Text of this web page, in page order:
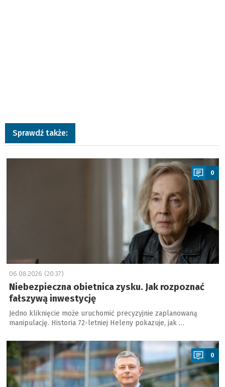
Sprawdź także:
a
0
06.08.2026 (20:37)
Niebezpieczna obietnica zysku. Jak rozpoznać
fałszywą inwestycję
Jedno kliknięcie może uruchomić precyzyjnie zaplanowaną
manipulację. Historia 72-letniej Heleny pokazuje, jak …
a
0